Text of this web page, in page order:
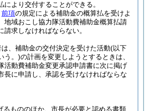
により交付することができる。
前項の規定による補助金の概算払を受けよ
地域おこし協力隊活動費補助金概算払請
請求しなければならない。
、補助金の交付決定を受けた活動(以下
う。)の計画を変更しようとするときは、
活動費補助金変更承認申請書に次に掲げ
長に申請し、承認を受けなければならな
るもののほか、市長が必要と認める書類